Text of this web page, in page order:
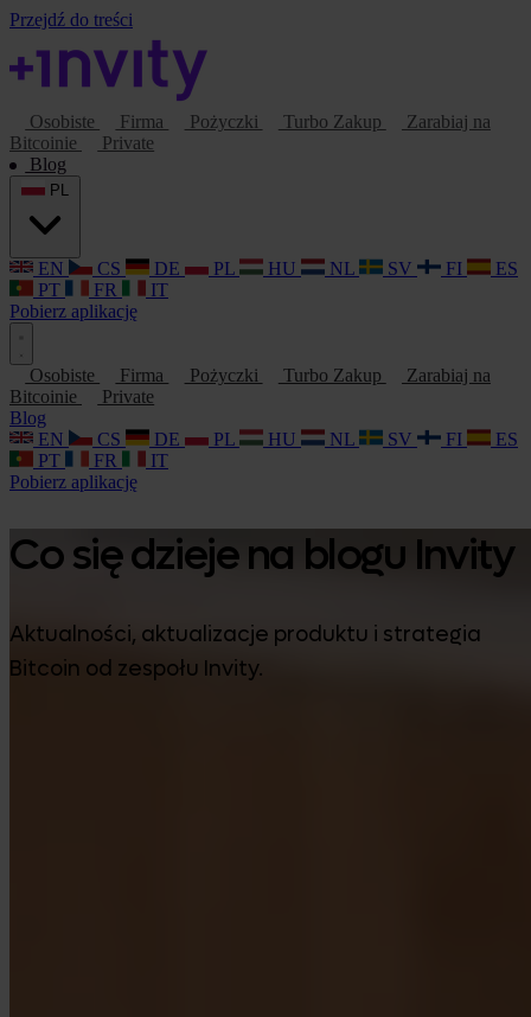
Przejdź do treści
Osobiste Firma Pożyczki Turbo Zakup
Zarabiaj na
Bitcoinie
Private
Blog
EN CS DE PL HU NL SV FI
ES
PT
FR
IT
Pobierz aplikację
Osobiste Firma Pożyczki Turbo Zakup
Zarabiaj na
Bitcoinie
Private
Blog
EN
CS DE PL HU NL SV FI
ES
PT
FR
IT
Pobierz aplikację
Co się dzieje na blogu Invity
Aktualności, aktualizacje produktu i strategia
Bitcoin od zespołu Invity.